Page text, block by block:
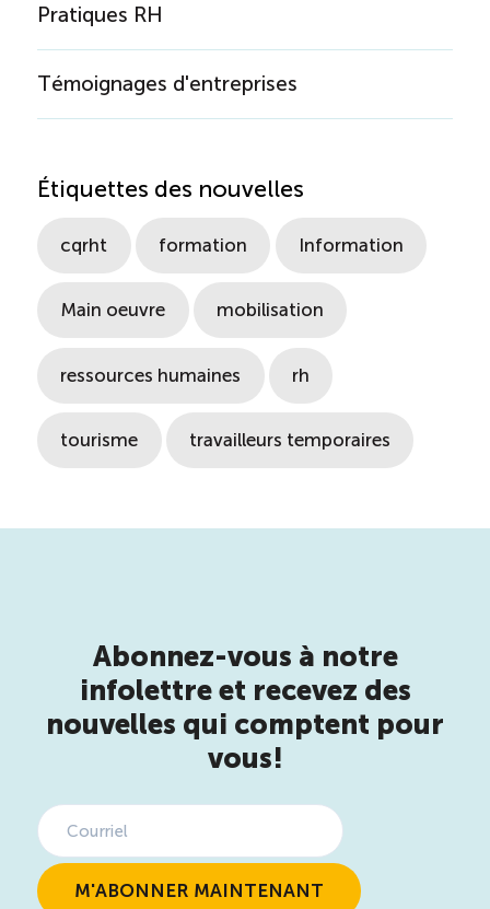
ÉTUDES
TOURISME
LinkedIn
Pratiques RH
Témoignages d'entreprises
Étiquettes des nouvelles
cqrht formation Information
Main oeuvre mobilisation
ressources humaines rh
tourisme travailleurs temporaires
Abonnez-vous à notre
infolettre et recevez des
nouvelles qui comptent pour
vous!